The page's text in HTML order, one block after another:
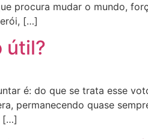
procura mudar o mundo,
[…]
útil?
é: do que se trata esse
permanecendo quase
[…]